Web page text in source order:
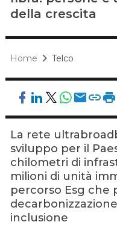
della crescita
Home Telco
La rete
sviluppo per il
chilometri di
milioni di unità
percorso Esg che
inclusione